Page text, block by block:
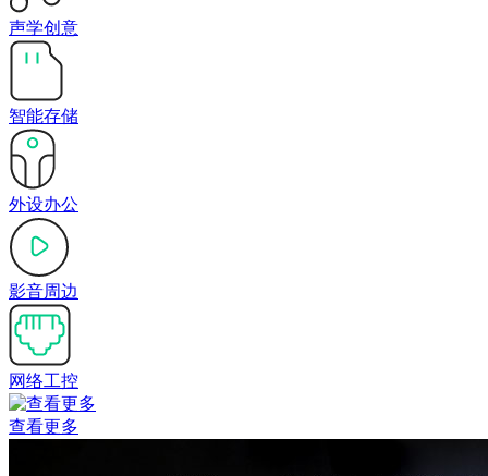
声学创意
智能存储
外设办公
影音周边
网络工控
查看更多